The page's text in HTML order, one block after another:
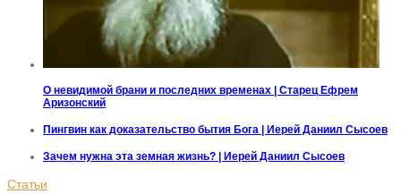
О невидимой брани и последних временах | Старец Ефрем
Аризонский
Пингвин как доказательство бытия Бога | Иерей Даниил Сысоев
Зачем нужна эта земная жизнь? | Иерей Даниил Сысоев
Статьи